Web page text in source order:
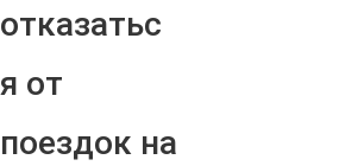
отказатьс
я от
поездок на